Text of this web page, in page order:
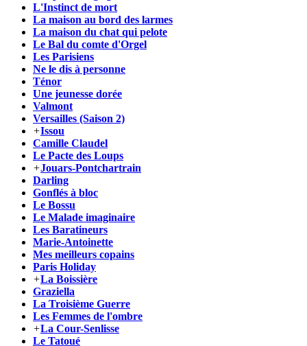
L'Instinct de mort
La maison au bord des larmes
La maison du chat qui pelote
Le Bal du comte d'Orgel
Les Parisiens
Ne le dis à personne
Ténor
Une jeunesse dorée
Valmont
Versailles (Saison 2)
+Issou
Camille Claudel
Le Pacte des Loups
+Jouars-Pontchartrain
Darling
Gonflés à bloc
Le Bossu
Le Malade imaginaire
Les Baratineurs
Marie-Antoinette
Mes meilleurs copains
Paris Holiday
+La Boissière
Graziella
La Troisième Guerre
Les Femmes de l'ombre
+La Cour-Senlisse
Le Tatoué